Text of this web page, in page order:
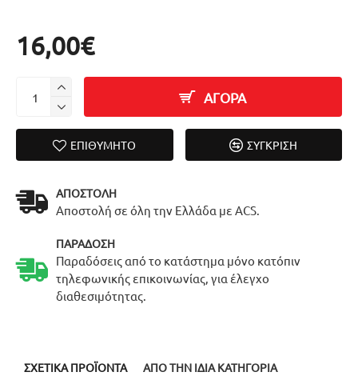
16,00€
ΑΓΟΡΑ
ΕΠΙΘΥΜΗΤΌ ΣΎΓΚΡΙΣΗ
ΑΠΟΣΤΟΛΉ
Αποστολή σε όλη την Ελλάδα με ACS.
ΠΑΡΆΔΟΣΗ
Παραδόσεις από το κατάστημα μόνο κατόπιν
τηλεφωνικής επικοινωνίας, για έλεγχο
διαθεσιμότητας.
ΣΧΕΤΙΚΆ ΠΡΟΪΌΝΤΑ ΑΠΌ ΤΗΝ ΊΔΙΑ ΚΑΤΗΓΟΡΊΑ